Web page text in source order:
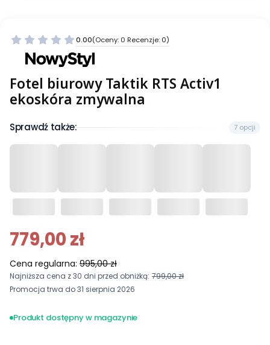
0.00(Oceny: 0 Recenzje: 0)
Fotel biurowy Taktik RTS Activ1
ekoskóra zmywalna
Sprawdź także: 7 opcji
779,00 zł
Cena regularna: 995,00 zł
Najniższa cena z 30 dni przed obniżką: 799,00 zł
Promocja trwa do 31 sierpnia 2026
Produkt dostępny w magazynie